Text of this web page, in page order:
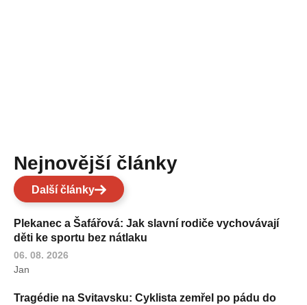
Nejnovější články
Další články
Plekanec a Šafářová: Jak slavní rodiče vychovávají
děti ke sportu bez nátlaku
06. 08. 2026
Jan
Tragédie na Svitavsku: Cyklista zemřel po pádu do